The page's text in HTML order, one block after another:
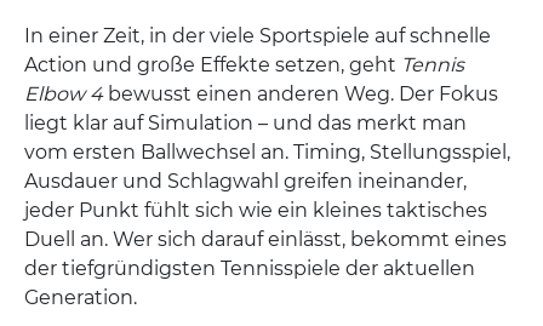
In einer Zeit, in der viele Sportspiele auf schnelle
Action und große Effekte setzen, geht Tennis
Elbow 4bewusst einen anderen Weg. Der Fokus
liegt klar auf Simulation – und das merkt man
vom ersten Ballwechsel an. Timing, Stellungsspiel,
Ausdauer und Schlagwahl greifen ineinander,
jeder Punkt fühlt sich wie ein kleines taktisches
Duell an. Wer sich darauf einlässt, bekommt eines
der tiefgründigsten Tennisspiele der aktuellen
Generation.